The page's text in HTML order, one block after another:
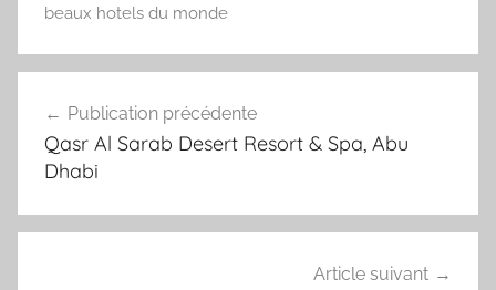
beaux hotels du monde
de
l’article
Publication précédente
Qasr Al Sarab Desert Resort & Spa, Abu
Dhabi
Article suivant